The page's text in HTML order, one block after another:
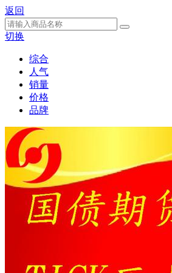
返回
切换
综合
人气
销量
价格
品牌